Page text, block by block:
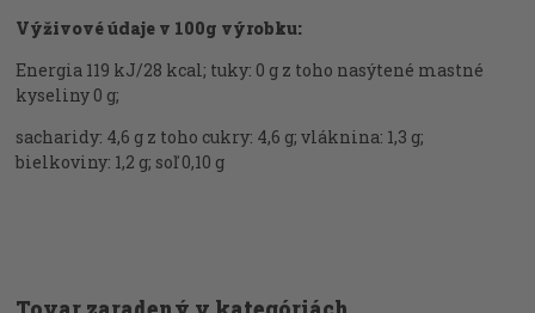
Výživové údaje v 100g výrobku:
Energia 119 kJ/28 kcal; tuky: 0 g z toho nasýtené mastné
kyseliny 0 g;
sacharidy: 4,6 g z toho cukry: 4,6 g; vláknina: 1,3 g;
bielkoviny: 1,2 g; soľ 0,10 g